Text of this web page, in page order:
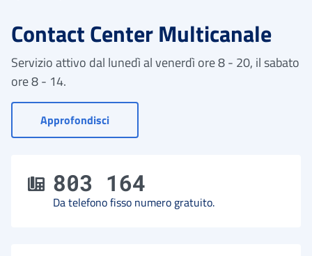
Contact Center Multicanale
Servizio attivo dal lunedì al venerdì ore 8 - 20, il sabato
ore 8 - 14.
Approfondisci- Vai a Contact Center
803 164
Da telefono fisso numero gratuito.